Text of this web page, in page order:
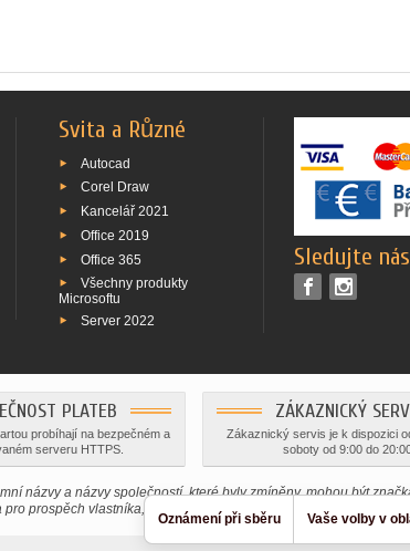
Svita a Různé
Autocad
Corel Draw
Kancelář 2021
Office 2019
Office 365
Všechny produkty
Microsoftu
Server 2022
Sledujte nás
PLATEB
probíhají na bezpečném a
serveru HTTPS.
ZÁKAZNICKÝ
Zákaznický servis je k dispozici
soboty od 9:00 do
názvy a názvy společností, které byly zmíněny, mohou být
prospěch vlastníka, bez jakéhokoli úmyslu porušit platná
Vaše volby v
Oznámení při sběru